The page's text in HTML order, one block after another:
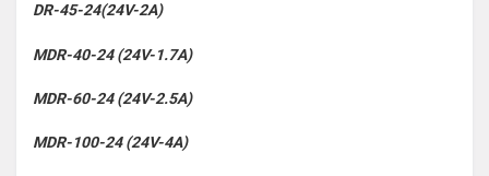
DR-45-24(24V-2A)
MDR-40-24 (24V-1.7A)
MDR-60-24 (24V-2.5A)
MDR-100-24 (24V-4A)